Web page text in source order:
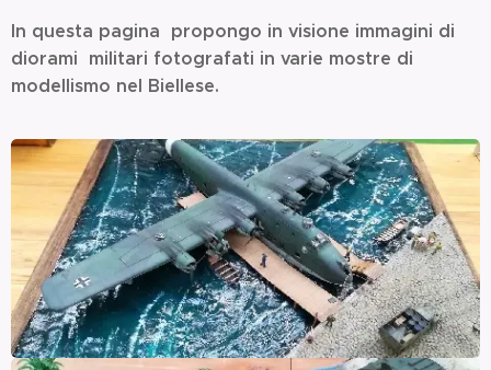
In questa pagina propongo in visione immagini di
diorami militari fotografati in varie mostre di
modellismo nel Biellese.